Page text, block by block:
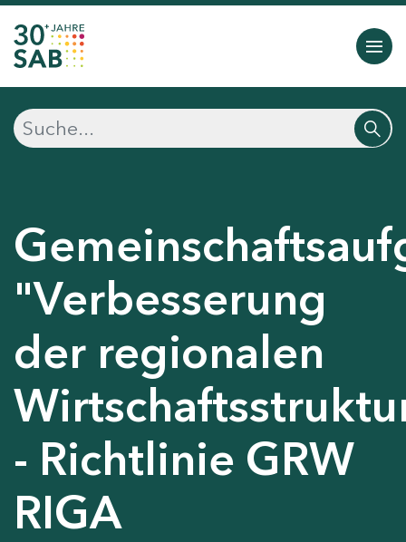
"Verbesserung
der regionalen
- Richtlinie GRW
RIGA